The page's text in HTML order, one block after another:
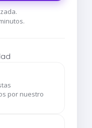
por nuestro